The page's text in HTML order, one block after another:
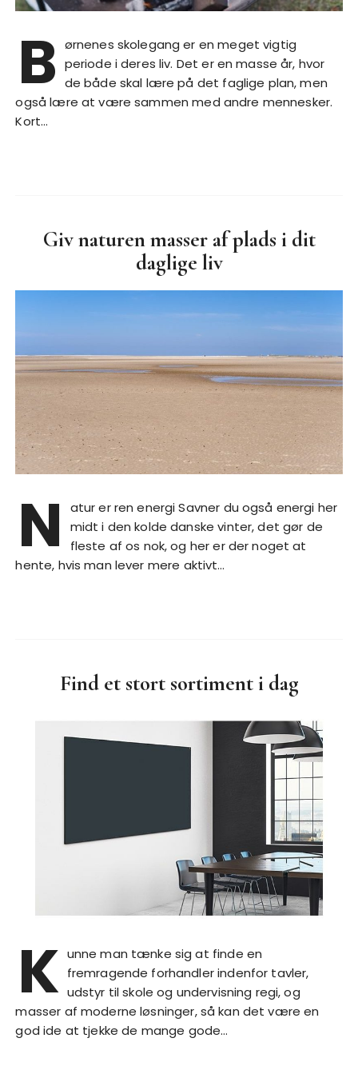
B ørnenes skolegang er en meget vigtig
periode i deres liv. Det er en masse år, hvor
de både skal lære på det faglige plan, men
også lære at være sammen med andre mennesker.
Kort…
Giv naturen masser af plads i dit
daglige liv
N
atur er ren energi Savner du også energi her
midt i den kolde danske vinter, det gør de
fleste af os nok, og her er der noget at
hente, hvis man lever mere aktivt…
Find et stort sortiment i dag
K unne man tænke sig at finde en
fremragende forhandler indenfor tavler,
udstyr til skole og undervisning regi, og
masser af moderne løsninger, så kan det være en
god ide at tjekke de mange gode…